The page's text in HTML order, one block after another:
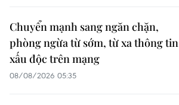
Chuyển mạnh sang ngăn chặn,
phòng ngừa từ sớm, từ xa thông tin
xấu độc trên mạng
08/08/2026 05:35